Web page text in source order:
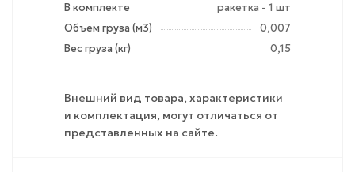
В комплекте
ракетка - 1 шт
Объем груза (м3)
0,007
Вес груза (кг)
0,15
Внешний вид товара, характеристики
и комплектация, могут отличаться от
представленных на сайте.